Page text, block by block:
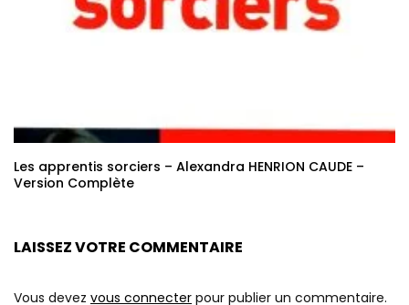
Les apprentis sorciers – Alexandra HENRION CAUDE –